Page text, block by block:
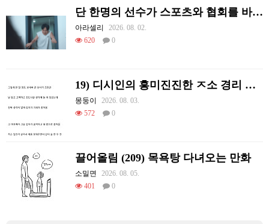
단 한명의 선수가 스포츠와 협회를 바꿔 버린 사례.jpg
아라셀리
2026. 08. 02.
620
0
19) 디시인의 흥미진진한 ㅈ소 경리 ㄸ먹은 썰
몽둥이
2026. 08. 03.
572
0
끌어올림 (209) 목욕탕 다녀오는 만화
소밀면
2026. 08. 05.
401
0